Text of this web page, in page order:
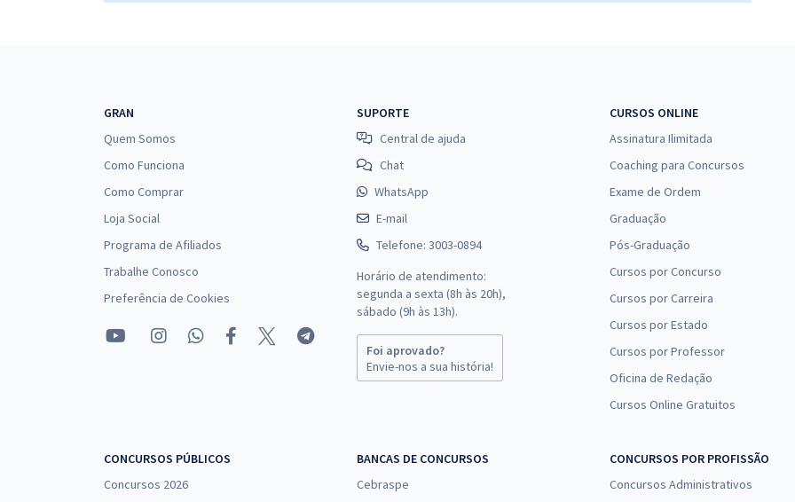
GRAN
Quem Somos
Como Funciona
Como Comprar
Loja Social
Programa de Afiliados
Trabalhe Conosco
Preferência de Cookies
SUPORTE
Central de ajuda
Chat
WhatsApp
E-mail
Telefone: 3003-0894
Horário de atendimento:
segunda a sexta (8h às 20h),
sábado (9h às 13h).
Foi aprovado?
Envie-nos a sua história!
CURSOS ONLINE
Assinatura Ilimitada
Coaching para Concursos
Exame de Ordem
Graduação
Pós-Graduação
Cursos por Concurso
Cursos por Carreira
Cursos por Estado
Cursos por Professor
Oficina de Redação
Cursos Online Gratuitos
CONCURSOS PÚBLICOS
Concursos 2026
BANCAS DE CONCURSOS
Cebraspe
CONCURSOS POR PROFISSÃO
Concursos Administrativos